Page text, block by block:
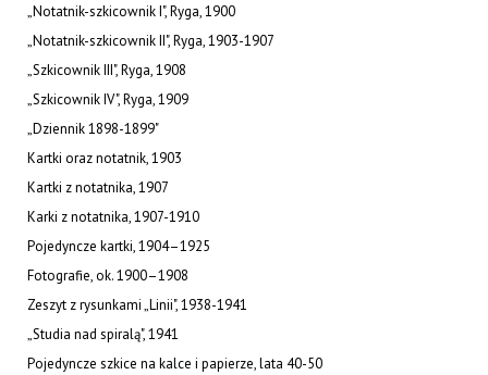
„Notatnik-szkicownik I", Ryga, 1900
„Notatnik-szkicownik II", Ryga, 1903-1907
„Szkicownik III", Ryga, 1908
„Szkicownik IV", Ryga, 1909
„Dziennik 1898-1899"
Kartki oraz notatnik, 1903
Kartki z notatnika, 1907
Karki z notatnika, 1907-1910
Pojedyncze kartki, 1904–1925
Fotografie, ok. 1900–1908
Zeszyt z rysunkami „Linii", 1938-1941
„Studia nad spiralą", 1941
Pojedyncze szkice na kalce i papierze, lata 40-50